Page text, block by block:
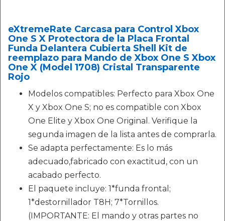
eXtremeRate Carcasa para Control Xbox
One S X Protectora de la Placa Frontal
Funda Delantera Cubierta Shell Kit de
reemplazo para Mando de Xbox One S Xbox
One X (Model 1708) Cristal Transparente
Rojo
Modelos compatibles: Perfecto para Xbox One
X y Xbox One S; no es compatible con Xbox
One Elite y Xbox One Original. Verifique la
segunda imagen de la lista antes de comprarla.
Se adapta perfectamente: Es lo más
adecuado,fabricado con exactitud, con un
acabado perfecto.
El paquete incluye: 1*funda frontal;
1*destornillador T8H; 7*Tornillos.
(IMPORTANTE: El mando y otras partes no